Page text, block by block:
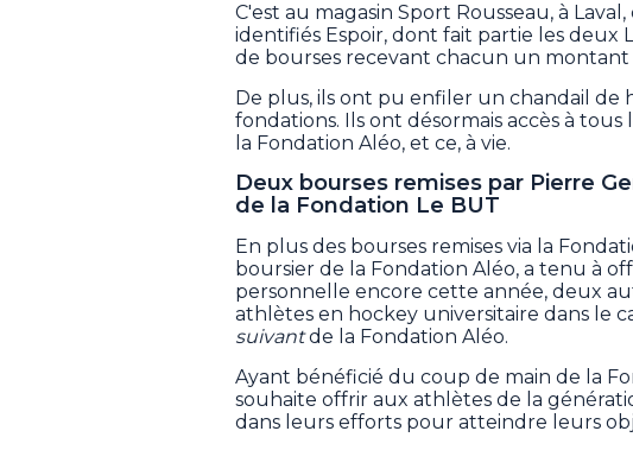
C'est au magasin Sport Rousseau, à
identifiés Espoir, dont fait partie les deux
de bourses recevant chacun un montant
De plus, ils ont pu enfiler un chandail de
fondations. Ils ont désormais accès à
la Fondation Aléo, et ce, à vie.
Deux bourses remises par Pierre
de la Fondation Le BUT
En plus des bourses remises via la
boursier de la Fondation Aléo, a tenu à
personnelle encore cette année, deux
athlètes en hockey universitaire dans le
suivantde la Fondation Aléo.
Ayant bénéficié du coup de main de la
souhaite offrir aux athlètes de la
dans leurs efforts pour atteindre leurs